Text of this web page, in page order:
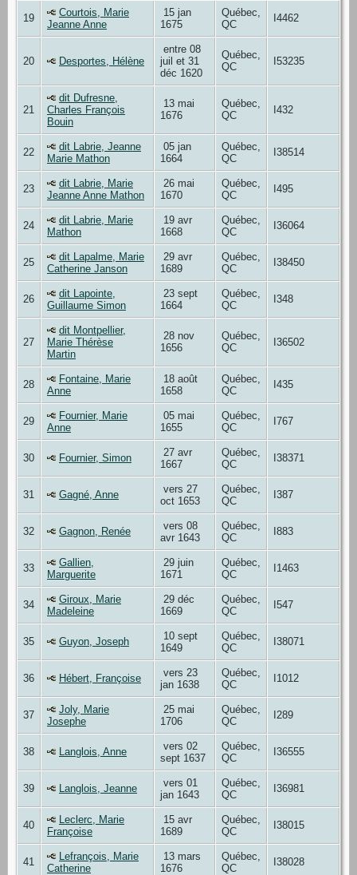
19
Courtois, Marie
Jeanne Anne
15 jan
1675
Québec,
QC
I4462
20 Desportes, Hélène
entre 08
juil et 31
déc 1620
Québec,
QC
I53235
21
dit Dufresne,
Charles François
Bouin
13 mai
1676
Québec,
QC
I432
22
dit Labrie, Jeanne
Marie Mathon
05 jan
1664
Québec,
QC
I38514
23
dit Labrie, Marie
Jeanne Anne Mathon
26 mai
1670
Québec,
QC
I495
24
dit Labrie, Marie
Mathon
19 avr
1668
Québec,
QC
I36064
25
dit Lapalme, Marie
Catherine Janson
29 avr
1689
Québec,
QC
I38450
26
dit Lapointe,
Guillaume Simon
23 sept
1664
Québec,
QC
I348
27
dit Montpellier,
Marie Thérèse
Martin
28 nov
1656
Québec,
QC
I36502
28
Fontaine, Marie
Anne
18 août
1658
Québec,
QC
I435
29
Fournier, Marie
Anne
05 mai
1655
Québec,
QC
I767
30 Fournier, Simon
27 avr
1667
Québec,
QC
I38371
31 Gagné, Anne
vers 27
oct 1653
Québec,
QC
I387
32 Gagnon, Renée
vers 08
avr 1643
Québec,
QC
I883
33
Gallien,
Marguerite
29 juin
1671
Québec,
QC
I1463
34
Giroux, Marie
Madeleine
29 déc
1669
Québec,
QC
I547
35 Guyon, Joseph
10 sept
1649
Québec,
QC
I38071
36 Hébert, Françoise
vers 23
jan 1638
Québec,
QC
I1012
37
Joly, Marie
Josephe
25 mai
1706
Québec,
QC
I289
38 Langlois, Anne
vers 02
sept 1637
Québec,
QC
I36555
39 Langlois, Jeanne
vers 01
jan 1643
Québec,
QC
I36981
40
Leclerc, Marie
Françoise
15 avr
1689
Québec,
QC
I38015
41
Lefrançois, Marie
Catherine
13 mars
1676
Québec,
QC
I38028